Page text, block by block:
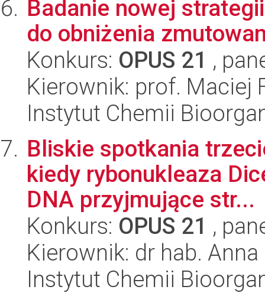
Badanie nowej
do obniżenia
Konkurs: OPUS 21 ,
Kierownik: prof. Maciej
Instytut Chemii
Bliskie spotkania
kiedy rybonukleaza
DNA przyjmujące str...
Konkurs: OPUS 21 ,
Kierownik: dr hab.
Instytut Chemii